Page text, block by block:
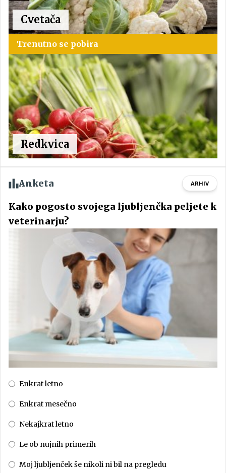
Cvetača
Trenutno se pobira
Redkvica
Anketa ARHIV
Kako pogosto svojega ljubljenčka peljete k
veterinarju?
Enkrat letno
Enkrat mesečno
Nekajkrat letno
Le ob nujnih primerih
Moj ljubljenček še nikoli ni bil na pregledu